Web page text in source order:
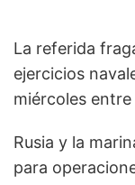
La referida
ejercicios
miércoles
Rusia y la
para